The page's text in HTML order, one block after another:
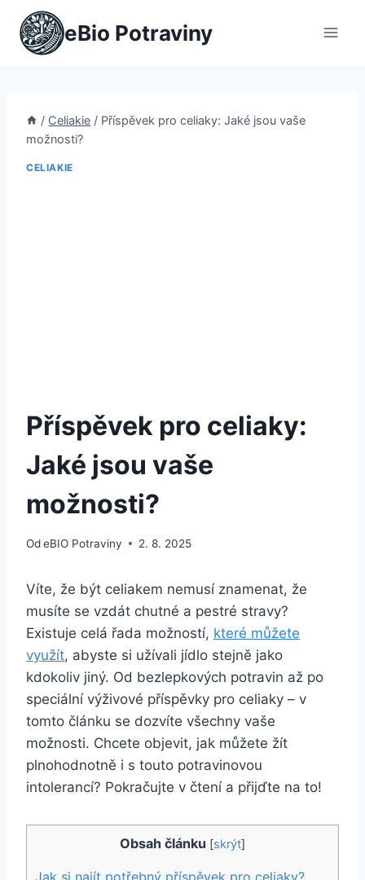
Přeskočit
obsah
eBio Potraviny
/ Celiakie / Příspěvek pro celiaky: Jaké jsou vaše
možnosti?
CELIAKIE
Příspěvek pro celiaky:
Jaké jsou vaše
možnosti?
OdeBIO Potraviny 2. 8. 2025
Víte, že být celiakem nemusí znamenat, že
musíte se vzdát chutné a pestré stravy?
Existuje celá řada možností, které můžete
využít, abyste si užívali jídlo stejně jako
kdokoliv jiný. Od bezlepkových potravin až po
speciální výživové příspěvky pro celiaky – v
tomto článku se dozvíte všechny vaše
možnosti. Chcete objevit, jak můžete žít
plnohodnotně i s touto potravinovou
intolerancí? Pokračujte v čtení a přijďte na to!
Obsah článku [skrýt]